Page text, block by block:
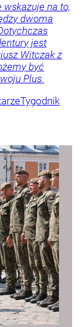
na to,
dwoma
jest
Witczak z
być
Plus.
Tygodnik